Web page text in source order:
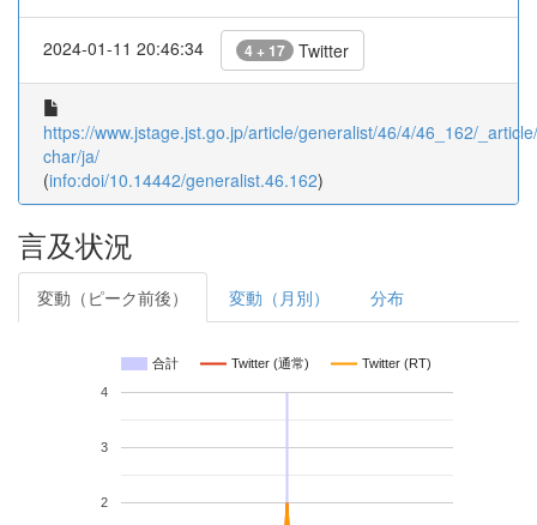
2024-01-11 20:46:34 4 + 17 Twitter
https://www.jstage.jst.go.jp/article/generalist/46/4/46_162/
char/ja/
(info:doi/10.14442/generalist.46.162)
言及状況
変動（ピーク前後） 変動（月別） 分布
合計 Twitter (通常) Twitter (RT)
2
3
4